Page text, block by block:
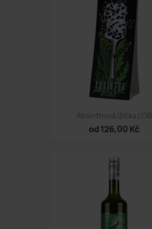
Absinthová lžička L'OR
od 126,00 Kč